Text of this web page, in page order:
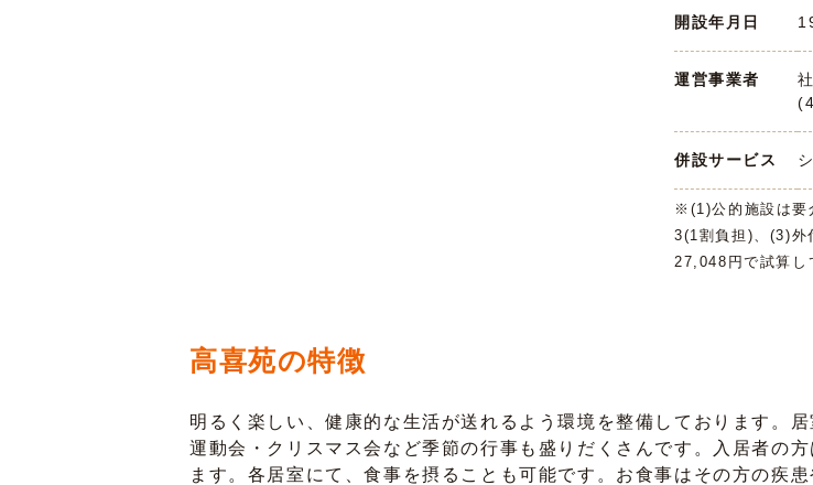
開設年月日
運営事業者
併設サービス
※(1)公的施設は要
3(1割負担)、(3)外
27,048円で試算し
高喜苑の特徴
明るく楽しい、健康的な生活が送れるよう環境を整備しております。
運動会・クリスマス会など季節の行事も盛りだくさんです。入居者の
ます。各居室にて、食事を摂ることも可能です。お食事はその方の疾